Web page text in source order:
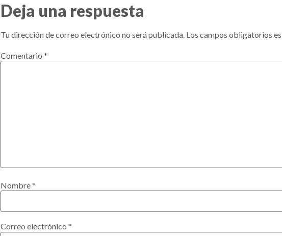
Deja una respuesta
Tu dirección de correo electrónico no será publicada. Los campos obligatorios
Comentario *
Nombre*
Correo electrónico *